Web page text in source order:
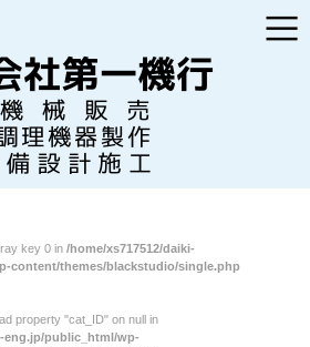
key 0 in /home/xs717512/daiki-
content/themes/blackstudio/single.php
property "cat_ID" on null in
eng.jp/public_html/wp-